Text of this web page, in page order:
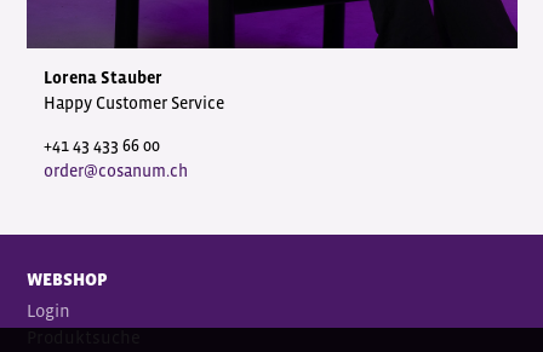
Lorena Stauber
Happy Customer Service
+41 43 433 66 00
order@cosanum.ch
WEBSHOP
Login